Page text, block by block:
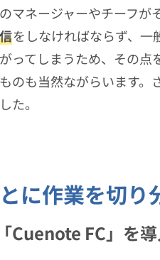
マネージャーやチーフが
をしなければならず、
ってしまうため、その
のも当然ながらいます
た。
に作業を切り
「Cuenote FC」を